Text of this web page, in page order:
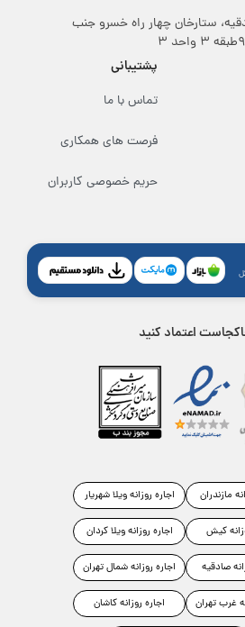
ستارخان چهار راه خسرو جنب
پشتیبانی
تماس با ما
فرصت های همکاری
حریم خصوصی کاربران
اعتماد کنید
مازندران
کیش
صادقیه
غرب تهران
اجاره روزانه ویلا شهریار
اجاره روزانه ویلا کردان
اجاره روزانه شمال تهران
اجاره روزانه کاشان